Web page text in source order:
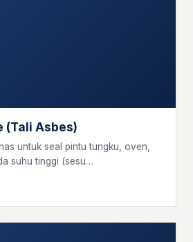
(Tali Asbes)
untuk seal pintu tungku, oven,
suhu tinggi (sesu…